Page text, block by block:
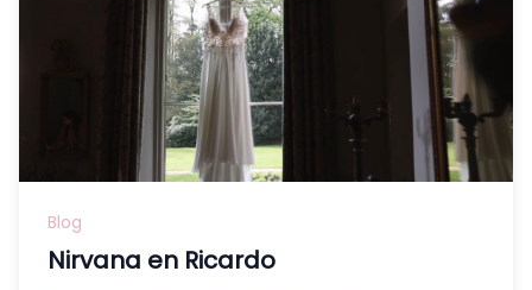
Blog
Nirvana en Ricardo